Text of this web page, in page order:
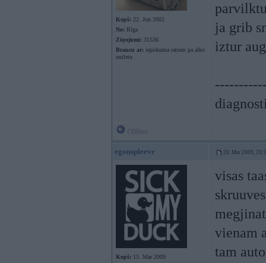
Kopš: 22. Jun 2002
No: Rīga
Ziņojumi: 31536
Braucu ar: iepirkuma ratiem pa alko
outletu
ja grib
iztur
egonspleeve 20. Mar 2009,
Kopš: 15. Mar 2009
visas
vienam
tam